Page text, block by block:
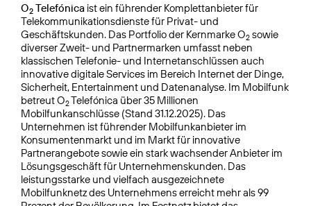
O2 Telefónica ist ein führender Komplettanbieter für
Telekommunikationsdienste für Privat- und
Geschäftskunden. Das Portfolio der Kernmarke O2 sowie
diverser Zweit- und Partnermarken umfasst neben
klassischen Telefonie- und Internetanschlüssen auch
innovative digitale Services im Bereich Internet der Dinge,
Sicherheit, Entertainment und Datenanalyse. Im Mobilfunk
betreut O2Telefónica über 35 Millionen
Mobilfunkanschlüsse (Stand 31.12.2025). Das
Unternehmen ist führender Mobilfunkanbieter im
Konsumentenmarkt und im Markt für innovative
Partnerangebote sowie ein stark wachsender Anbieter im
Lösungsgeschäft für Unternehmenskunden. Das
leistungsstarke und vielfach ausgezeichnete
Mobilfunknetz des Unternehmens erreicht mehr als 99